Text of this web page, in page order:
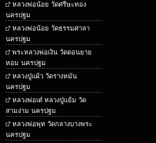
หลวงพ่อน้อย วัดศรีษะทอง
นครปฐม
หลวงพ่อน้อย วัดธรรมศาลา
นครปฐม
พระหลวงพ่อเงิน วัดดอนยาย
หอม นครปฐม
หลวงปู่แผ้ว วัดรางหมัน
นครปฐม
หลวงพ่อเต๋ หลวงปู่แย้ม วัด
สามง่าม นครปฐม
หลวงพ่อพุท วัดกลางบางพระ
นครปฐม